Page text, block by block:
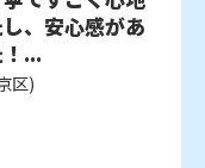
、安心感があ
...
区)